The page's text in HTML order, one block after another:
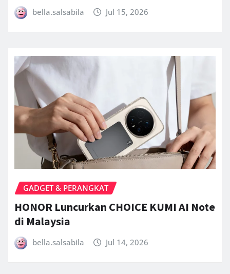
bella.salsabila Jul 15, 2026
GADGET & PERANGKAT
HONOR Luncurkan CHOICE KUMI AI Note
di Malaysia
bella.salsabila Jul 14, 2026